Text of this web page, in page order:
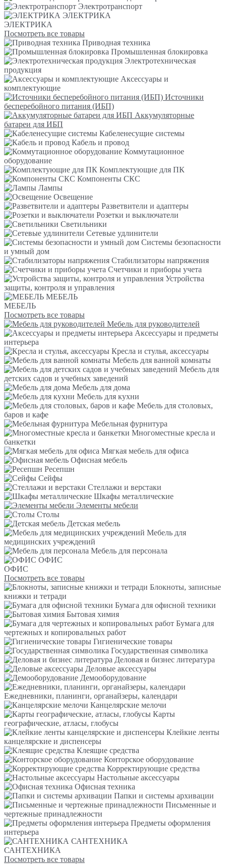
Электротранспорт
ЭЛЕКТРИКА
ЭЛЕКТРИКА
Посмотреть все товары
Приводная техника
Промышленная блокировка
Электротехническая
продукция
Аксессуары и
комплектующие
Источники
бесперебойного питания (ИБП)
Аккумуляторные
батареи для ИБП
Кабеленесущие системы
Кабель и провод
Коммутационное
оборудование
Комплектующие для ПК
Компоненты СКС
Лампы
Освещение
Разветвители и адаптеры
Розетки и выключатели
Светильники
Сетевые удлинители
Системы безопасности
и умный дом
Стабилизаторы напряжения
Счетчики и приборы учета
Устройства
защиты, контроля и управления
МЕБЕЛЬ
МЕБЕЛЬ
Посмотреть все товары
Мебель для руководителей
Аксессуары и предметы
интерьера
Кресла и стулья, аксессуары
Мебель для ванной комнаты
Мебель для
детских садов и учебных заведений
Мебель для дома
Мебель для кухни
Мебель для столовых,
баров и кафе
Мебельная фурнитура
Многоместные кресла и
банкетки
Мягкая мебель для офиса
Офисная мебель
Ресепшн
Сейфы
Стеллажи и верстаки
Шкафы металлические
Элементы мебели
Столы
Детская мебель
Мебель для
медицинских учреждений
Мебель для персонала
ОФИС
ОФИС
Посмотреть все товары
Блокноты, записные
книжки и тетради
Бумага для офисной техники
Бытовая химия
Бумага для
чертежных и копировальных работ
Гигиенические товары
Государственная символика
Деловая и бизнес литература
Деловые аксессуары
Демооборудование
Ежедневники, планинги, органайзеры, календари
Канцелярские мелочи
Карты
географические, атласы, глобусы
Клейкие ленты
канцелярские и диспенсеры
Клеящие средства
Конторское оборудование
Корректирующие средства
Настольные аксессуары
Офисная техника
Папки и системы архивации
Письменные и
чертежные принадлежности
Предметы оформления
интерьера
САНТЕХНИКА
САНТЕХНИКА
Посмотреть все товары